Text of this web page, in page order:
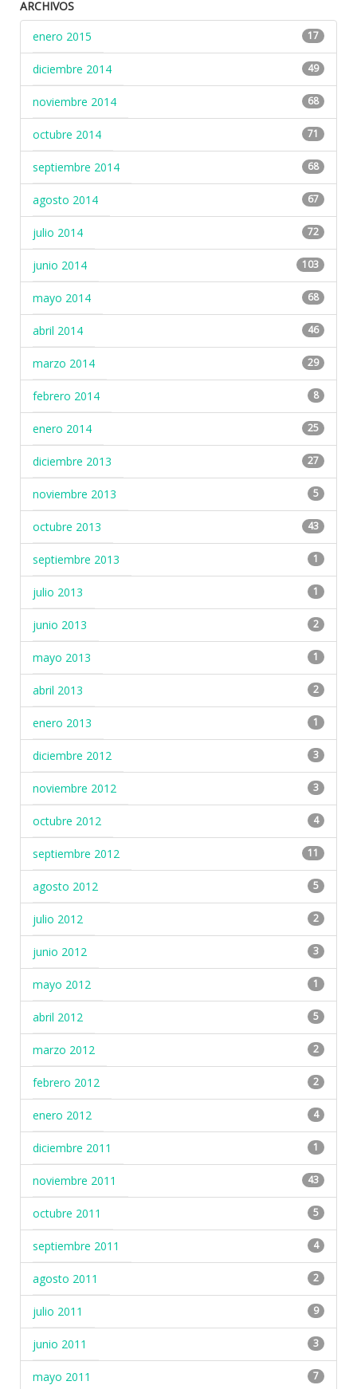
ARCHIVOS
enero 2015
17
diciembre 2014 49
noviembre 2014 68
octubre 2014 71
septiembre 2014 68
agosto 2014 67
julio 2014 72
junio 2014 103
mayo 2014 68
abril 2014 46
marzo 2014 29
febrero 2014 8
enero 2014 25
diciembre 2013 27
noviembre 2013 5
octubre 2013 43
septiembre 2013 1
julio 2013 1
junio 2013 2
mayo 2013 1
abril 2013 2
enero 2013 1
diciembre 2012 3
noviembre 2012 3
octubre 2012 4
septiembre 2012 11
agosto 2012 5
julio 2012 2
junio 2012 3
mayo 2012 1
abril 2012 5
marzo 2012 2
febrero 2012 2
enero 2012 4
diciembre 2011 1
noviembre 2011 43
octubre 2011 5
septiembre 2011 4
agosto 2011 2
julio 2011 9
junio 2011 3
mayo 2011 7